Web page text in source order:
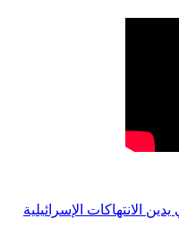
الانتهاكات الإسرائيلية